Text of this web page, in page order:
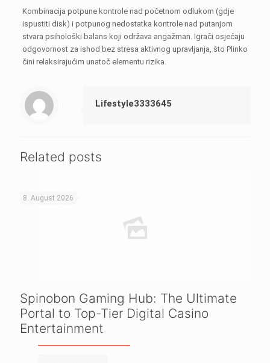
Kombinacija potpune kontrole nad početnom odlukom (gdje
ispustiti disk) i potpunog nedostatka kontrole nad putanjom
stvara psihološki balans koji održava angažman. Igrači osjećaju
odgovornost za ishod bez stresa aktivnog upravljanja, što Plinko
čini relaksirajućim unatoč elementu rizika.
Lifestyle3333645
Related posts
8. August 2026
Spinobon Gaming Hub: The Ultimate
Portal to Top-Tier Digital Casino
Entertainment